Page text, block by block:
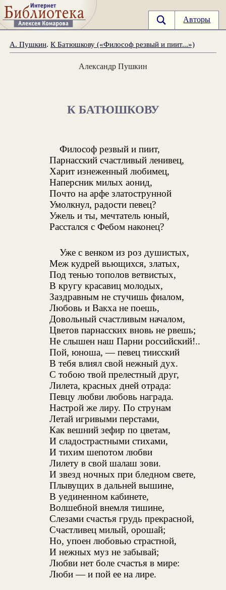
Авторы
А. Пушкин.К Батюшкову («Философ резвый и пиит...»)
Александр Пушкин
К БАТЮШКОВУ
Философ резвый и пиит,
Парнасский счастливый ленивец,
Харит изнеженный любимец,
Наперсник милых аонид,
Почто на арфе златострунной
Умолкнул, радости певец?
Ужель и ты, мечтатель юный,
Расстался с Фебом наконец?
Уже с венком из роз душистых,
Меж кудрей вьющихся, златых,
Под тенью тополов ветвистых,
В кругу красавиц молодых,
Заздравным не стучишь фиалом,
Любовь и Вакха не поешь,
Довольный счастливым началом,
Цветов парнасских вновь не рвешь;
Не слышен наш Парни российский!..
Пой, юноша, — певец тиисский
В тебя влиял свой нежный дух.
С тобою твой прелестный друг,
Лилета, красных дней отрада:
Певцу любви любовь награда.
Настрой же лиру. По струнам
Летай игривыми перстами,
Как вешний зефир по цветам,
И сладострастными стихами,
И тихим шепотом любви
Лилету в свой шалаш зови.
И звезд ночных при бледном свете,
Плывущих в дальней вышине,
В уединенном кабинете,
Волшебной внемля тишине,
Слезами счастья грудь прекрасной,
Счастливец милый, орошай;
Но, упоен любовью страстной,
И нежных муз не забывай;
Любви нет боле счастья в мире:
Люби — и пой ее на лире.